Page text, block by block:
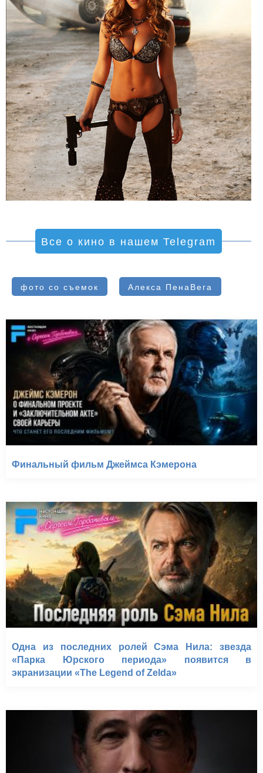
Все о кино в нашем Telegram
фото со съемок Алекса ПенаВега
Финальный фильм Джеймса Кэмерона
Одна из последних ролей Сэма Нила: звезда
«Парка Юрского периода» появится в
экранизации «The Legend of Zelda»